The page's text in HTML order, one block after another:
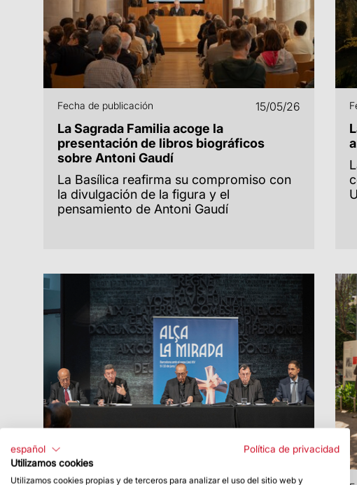
Fecha de publicación 15/05/26
La Sagrada Familia acoge la
presentación de libros biográficos
sobre Antoni Gaudí
La Basílica reafirma su compromiso con
la divulgación de la figura y el
pensamiento de Antoni Gaudí
español
Política de privacidad
Utilizamos cookies
Utilizamos cookies propias y de terceros para analizar el uso del sitio web y